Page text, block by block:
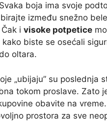
boja ima svoje
između snežno
i visoke potpetice
kako biste se osećali
oltara.
„ubijaju” su poslednja
tokom proslave. Zato
obavite na
prostora za sve